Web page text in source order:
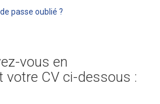
passe oublié ?
vous en
votre CV ci-dessous :